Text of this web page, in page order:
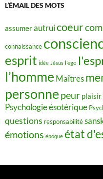
L’ÉMAIL DES MOTS
assumerautruicoeur
connaissance
esprit idée Jésus l'ego
l’homme Maîtres
personne peur plaisir
Psychologie ésotérique
questions responsabilité
émotions époque état